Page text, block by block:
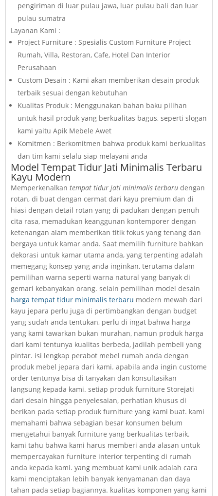
pengiriman di luar pulau jawa, luar pulau bali dan luar
pulau sumatra
Layanan Kami :
Project Furniture : Spesialis Custom Furniture Project
Rumah, Villa, Restoran, Cafe, Hotel Dan Interior
Perusahaan
Custom Desain : Kami akan memberikan desain produk
terbaik sesuai dengan kebutuhan
Kualitas Produk : Menggunakan bahan baku pilihan
untuk hasil produk yang berkualitas bagus, seperti slogan
kami yaitu Apik Mebele Awet
Komitmen : Berkomitmen bahwa produk kami berkualitas
dan tim kami selalu siap melayani anda
Model Tempat Tidur Jati Minimalis Terbaru
Kayu Modern
Memperkenalkantempat tidur jati minimalis terbaru dengan
rotan, di buat dengan cermat dari kayu premium dan di
hiasi dengan detail rotan yang di padukan dengan penuh
cita rasa, memadukan keanggunan kontemporer dengan
ketenangan alam memberikan titik fokus yang tenang dan
bergaya untuk kamar anda. Saat memilih furniture bahkan
dekorasi untuk kamar utama anda, yang terpenting adalah
memegang konsep yang anda inginkan, terutama dalam
pemilihan warna seperti warna natural yang banyak di
gemari kebanyakan orang. selain pemilihan model desain
harga tempat tidur minimalis terbaru modern mewah dari
kayu jepara perlu juga di pertimbangkan dengan budget
yang sudah anda tentukan, perlu di ingat bahwa harga
yang kami tawarkan bukan murahan, namun produk harga
dari kami tentunya kualitas berbeda, jadilah pembeli yang
pintar. isi lengkap perabot mebel rumah anda dengan
produk mebel jepara dari kami. apabila anda ingin custome
order tentunya bisa di tanyakan dan konsultasikan
langsung kepada kami. setiap produk furniture Storejati
dari desain hingga penyelesaian, perhatian khusus di
berikan pada setiap produk furniture yang kami buat. kami
memahami bahwa sebagian besar konsumen belum
mengetahui banyak furniture yang berkualitas terbaik.
kami tahu bahwa kami harus memberi anda alasan untuk
mempercayakan furniture interior terpenting di rumah
anda kepada kami. yang membuat kami unik adalah cara
kami menciptakan lebih banyak kenyamanan dan daya
tahan pada setiap bagiannya. kualitas komponen yang kami